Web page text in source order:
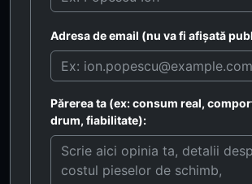
Adresa de email (nu va fi afișată
Părerea ta (ex: consum real,
drum, fiabilitate):